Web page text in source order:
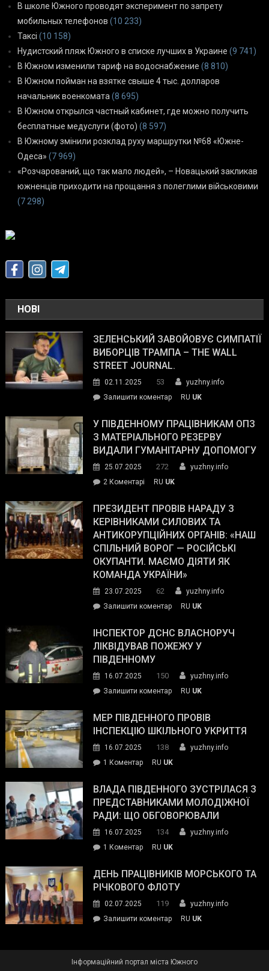
В школе Южного проводят эксперимент по запрету
мобильных телефонов (10 233)
Таксі (10 158)
Нудистский пляж Южного в списке лучших в Украине (9 741)
В Южном изменили тариф на водоснабжение (8 810)
В Южном пойман на взятке свыше 4 тыс. долларов
начальник военкомата (8 695)
В Южном открылся частный кабинет, где можно получить
бесплатные медуслуги (фото) (8 597)
В Южному змінили розклад руху маршрутки №68 «Южне-
Одеса» (7 969)
«Розчарований, що так мало людей», – Новацький закликав
южненців приходити на прощання з полеглими військовими
(7 298)
НОВІ
ЗЕЛЕНСЬКИЙ ЗАВОЙОВУЄ СИМПАТІЇ
ВИБОРЦІВ ТРАМПА – THE WALL
STREET JOURNAL.
02.11.2025 53
yuzhny.info
Залишити коментарon
завойовує
симпатії
виборців
The
Street
Journal.
RU UK
У ПІВДЕННОМУ ПРАЦІВНИКАМ ОПЗ
З МАТЕРІАЛЬНОГО РЕЗЕРВУ
ВИДАЛИ ГУМАНІТАРНУ ДОПОМОГУ
25.07.2025 272
yuzhny.info
2 Коментарі
Південному
працівникам
ОПЗ
з
матеріального
резерву
гуманітарну
допомогу
RU UK
ПРЕЗИДЕНТ ПРОВІВ НАРАДУ З
КЕРІВНИКАМИ СИЛОВИХ ТА
АНТИКОРУПЦІЙНИХ ОРГАНІВ: «НАШ
СПІЛЬНИЙ ВОРОГ — РОСІЙСЬКІ
ОКУПАНТИ. МАЄМО ДІЯТИ ЯК
КОМАНДА УКРАЇНИ»
23.07.2025 62
yuzhny.info
Залишити коментарon
провів
нараду
силових
та
органів:
«Наш
спільний
окупанти.
Маємо
діяти
команда
RU UK
ІНСПЕКТОР ДСНС ВЛАСНОРУЧ
ЛІКВІДУВАВ ПОЖЕЖУ У
ПІВДЕННОМУ
16.07.2025 150
yuzhny.info
Залишити коментарon
ДСНС
власноруч
пожежу
у
RU UK
МЕР ПІВДЕННОГО ПРОВІВ
ІНСПЕКЦІЮ ШКІЛЬНОГО УКРИТТЯ
16.07.2025 138
yuzhny.info
1 Коментардо
Південного
провів
інспекцію
укриття
RU UK
ВЛАДА ПІВДЕННОГО ЗУСТРІЛАСЯ З
ПРЕДСТАВНИКАМИ МОЛОДІЖНОЇ
РАДИ: ЩО ОБГОВОРЮВАЛИ
16.07.2025 134
yuzhny.info
1 Коментардо
Південного
зустрілася
представниками
молодіжної
обговорювали
RU UK
ДЕНЬ ПРАЦІВНИКІВ МОРСЬКОГО ТА
РІЧКОВОГО ФЛОТУ
02.07.2025 119
yuzhny.info
Залишити коментарon
RU UK
Інформаційний портал міста Южного